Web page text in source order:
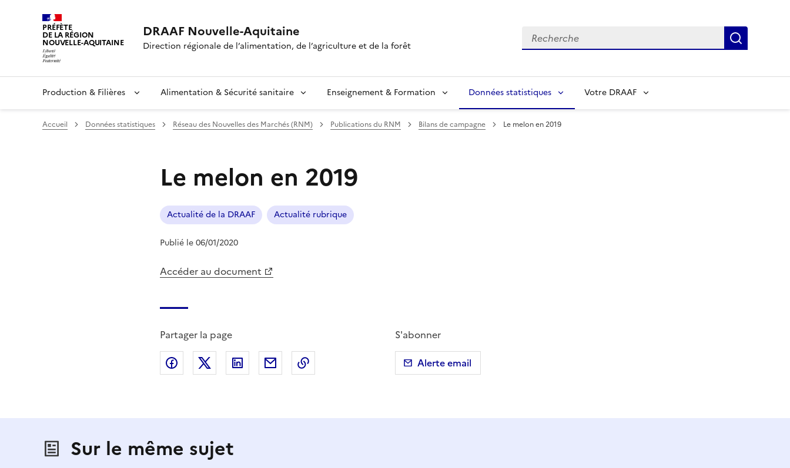
PRÉFÈTE
DE LA RÉGION
NOUVELLE-AQUITAINE
DRAAF Nouvelle-Aquitaine
Direction régionale de l’alimentation, de l’agriculture et de la forêt
Recherche
Production & Filières Alimentation & Sécurité sanitaire Enseignement & Formation Données statistiques Votre DRAAF
Accueil Données statistiques Réseau des Nouvelles des Marchés (RNM) Publications du RNM Bilans de campagne Le melon en 2019
Le melon en 2019
Actualité de la DRAAF Actualité rubrique
Publié le 06/01/2020
Accéder au document
Partager la page
Partager sur Facebook
Partager sur X (anciennement Twitter)
Partager sur LinkedIn
Partager par emailCopier dans le presse-papier
S'abonner
Alerte email
Sur le même sujet